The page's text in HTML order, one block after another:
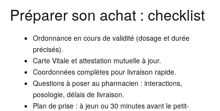
Préparer son achat : checklist
Ordonnance en cours de validité (dosage et durée
précisés).
Carte Vitale et attestation mutuelle à jour.
Coordonnées complètes pour livraison rapide.
Questions à poser au pharmacien : interactions,
posologie, délais de livraison.
Plan de prise : à jeun ou 30 minutes avant le petit-